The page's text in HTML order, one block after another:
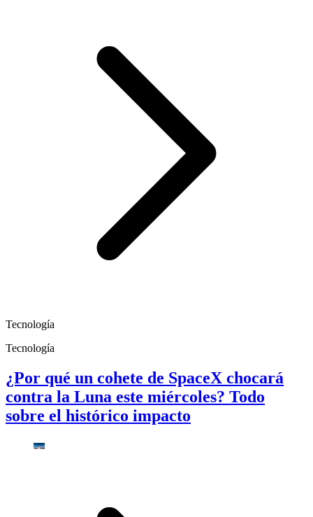
Tecnología
Tecnología
¿Por qué un cohete de SpaceX chocará
contra la Luna este miércoles? Todo
sobre el histórico impacto